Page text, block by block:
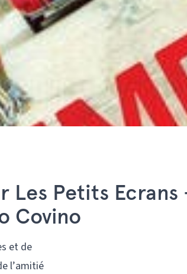
Les Petits Ecrans
Covino
et de
l’amitié